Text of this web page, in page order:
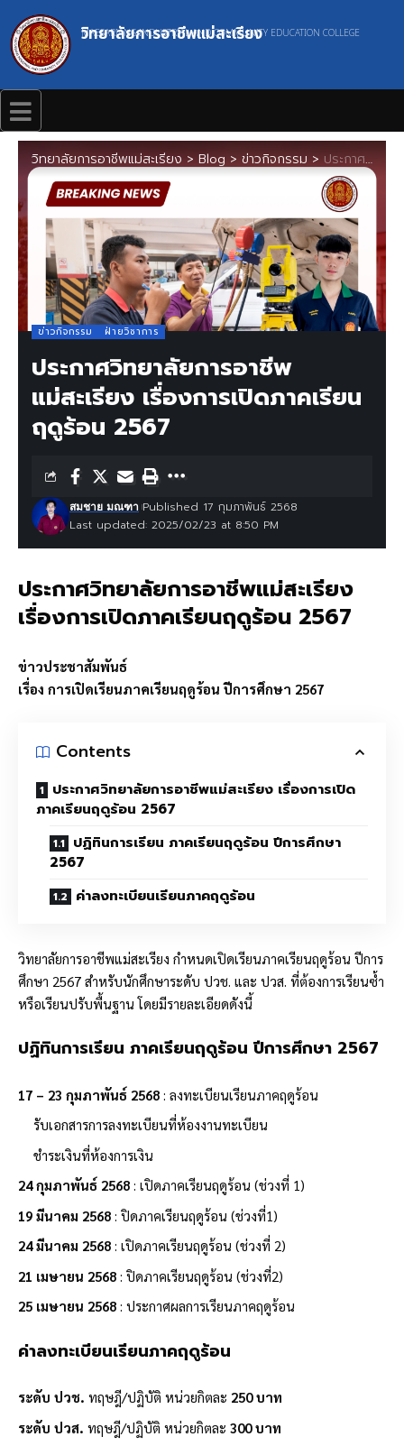
วิทยาลัยการอาชีพแม่สะเรียง
MAESARIANG INDUSTRIAL AND COMMUNITY EDUCATION COLLEGE
วิทยาลัยการอาชีพแม่สะเรียง > Blog > ข่าวกิจกรรม > ประกาศวิทยาลัยการอาชีพแม่สะเรียง เรื่องการเปิดภาคเรียนฤดูร้อน 2567
ข่าวกิจกรรม ฝ่ายวิชาการ
ประกาศวิทยาลัยการอาชีพ
แม่สะเรียง เรื่องการเปิดภาคเรียน
ฤดูร้อน 2567
Last updated: 2025/02/23 at 8:50 PM
สมชาย มณฑา Published 17 กุมภาพันธ์ 2568
ประกาศวิทยาลัยการอาชีพแม่สะเรียง
เรื่องการเปิดภาคเรียนฤดูร้อน 2567
ข่าวประชาสัมพันธ์
เรื่อง การเปิดเรียนภาคเรียนฤดูร้อน ปีการศึกษา 2567
Contents
ประกาศวิทยาลัยการอาชีพแม่สะเรียง เรื่องการเปิด
ภาคเรียนฤดูร้อน 2567
ปฏิทินการเรียน ภาคเรียนฤดูร้อน ปีการศึกษา
2567
ค่าลงทะเบียนเรียนภาคฤดูร้อน
วิทยาลัยการอาชีพแม่สะเรียง กำหนดเปิดเรียนภาคเรียนฤดูร้อน ปีการ
ศึกษา 2567 สำหรับนักศึกษาระดับ ปวช. และ ปวส. ที่ต้องการเรียนซ้ำ
หรือเรียนปรับพื้นฐาน โดยมีรายละเอียดดังนี้
ปฏิทินการเรียน ภาคเรียนฤดูร้อน ปีการศึกษา 2567
17 – 23 กุมภาพันธ์ 2568 : ลงทะเบียนเรียนภาคฤดูร้อน
รับเอกสารการลงทะเบียนที่ห้องงานทะเบียน
ชำระเงินที่ห้องการเงิน
24 กุมภาพันธ์ 2568 : เปิดภาคเรียนฤดูร้อน (ช่วงที่ 1)
19 มีนาคม 2568 : ปิดภาคเรียนฤดูร้อน (ช่วงที่1)
24 มีนาคม 2568 : เปิดภาคเรียนฤดูร้อน (ช่วงที่ 2)
21 เมษายน 2568 : ปิดภาคเรียนฤดูร้อน (ช่วงที่2)
25 เมษายน 2568 : ประกาศผลการเรียนภาคฤดูร้อน
ค่าลงทะเบียนเรียนภาคฤดูร้อน
ระดับ ปวช. ทฤษฎี/ปฏิบัติ หน่วยกิตละ 250 บาท
ระดับ ปวส. ทฤษฎี/ปฏิบัติ หน่วยกิตละ 300 บาท